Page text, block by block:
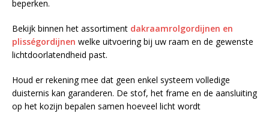
beperken.
Bekijk binnen het assortiment dakraamrolgordijnen en
plisségordijnen welke uitvoering bij uw raam en de gewenste
lichtdoorlatendheid past.
Houd er rekening mee dat geen enkel systeem volledige
duisternis kan garanderen. De stof, het frame en de aansluiting
op het kozijn bepalen samen hoeveel licht wordt